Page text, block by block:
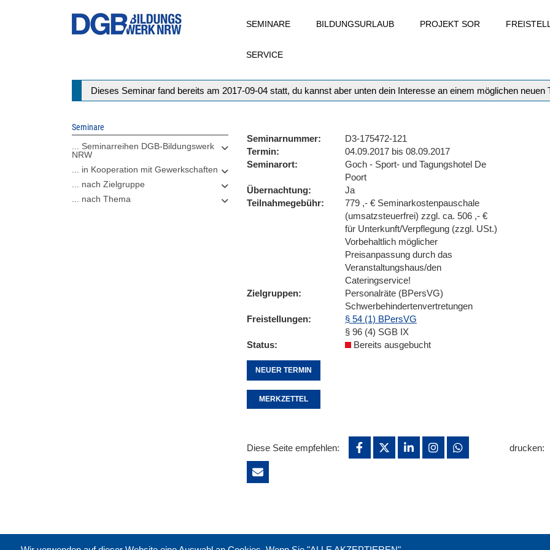
SEMINARE BILDUNGSURLAUB PROJEKT SOR
SERVICE
Statusmeldung
Dieses Seminar fand bereits am 2017-09-04 statt, du kannst aber unten dein Interesse an einem möglichen neuen
Seminare
... Seminarreihen DGB-Bildungswerk
NRW
... in Kooperation mit Gewerkschaften
... nach Zielgruppe
... nach Thema
Seminarnummer
D3-175472-121
Termin
04.09.2017 bis 08.09.2017
Seminarort
Goch - Sport- und Tagungshotel De
Poort
Übernachtung
Ja
Teilnahmegebühr
779 ,- € Seminarkostenpauschale
(umsatzsteuerfrei) zzgl. ca. 506 ,- €
für Unterkunft/Verpflegung (zzgl. USt.)
Vorbehaltlich möglicher
Preisanpassung durch das
Veranstaltungshaus/den
Cateringservice!
Zielgruppen
Personalräte (BPersVG)
Schwerbehindertenvertretungen
Freistellungen
§ 54 (1) BPersVG
§ 96 (4) SGB IX
Status
Bereits ausgebucht
NEUER TERMIN
MERKZETTEL
Diese Seite empfehlen: drucken: